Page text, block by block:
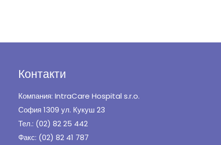
Контакти
Компания: IntraCare Hospital s.r.o.
София 1309 ул. Кукуш 23
Тел.: (02) 82 25 442
Факс: (02) 82 41 787